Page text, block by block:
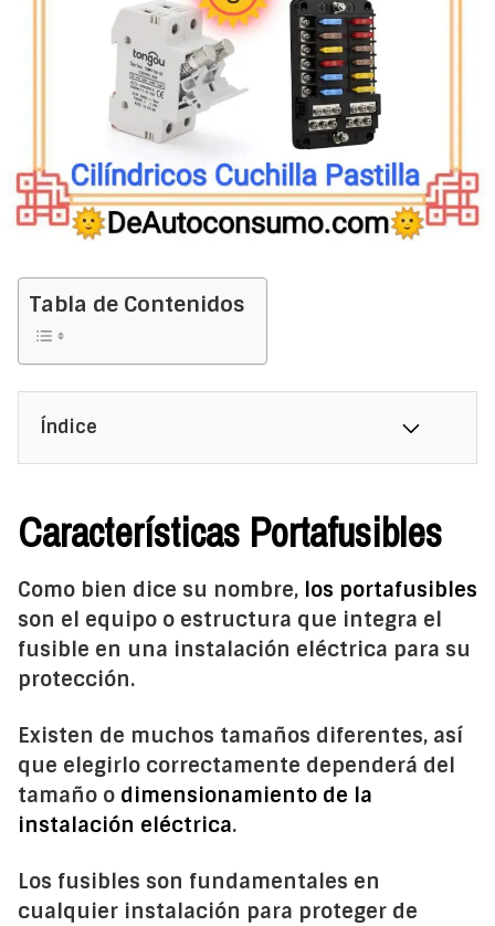
Tabla de Contenidos
Índice
Características Portafusibles
Como bien dice su nombre, los portafusibles
son el equipo o estructura que integra el
fusible en una instalación eléctrica para su
protección.
Existen de muchos tamaños diferentes, así
que elegirlo correctamente dependerá del
tamaño o dimensionamiento de la
instalación eléctrica.
Los fusibles son fundamentales en
cualquier instalación para proteger de